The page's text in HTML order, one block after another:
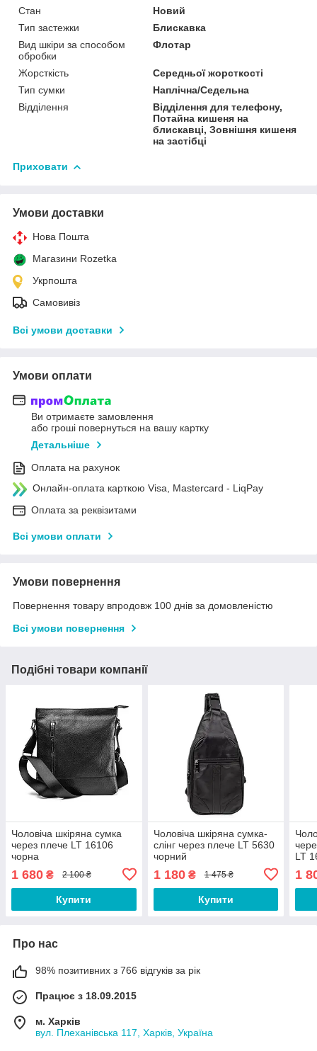
Стан
Новий
Тип застежки
Блискавка
Вид шкіри за способом
обробки
Флотар
Жорсткість
Середньої жорсткості
Тип сумки
Наплічна/Седельна
Відділення
Відділення для телефону,
Потайна кишеня на
блискавці, Зовнішня кишеня
на застібці
Приховати
Умови доставки
Нова Пошта
Магазини Rozetka
Укрпошта
Самовивіз
Всі умови доставки
Умови оплати
Ви отримаєте замовлення
або гроші повернуться на вашу картку
Детальніше
Оплата на рахунок
Онлайн-оплата карткою Visa, Mastercard - LiqPay
Оплата за реквізитами
Всі умови оплати
Умови повернення
Повернення товару впродовж 100 днів за домовленістю
Всі умови повернення
Подібні товари компанії
Чоловіча шкіряна сумка
через плече LT 16106
чорна
1 680 ₴ 2 100 ₴
Купити
Чоловіча шкіряна сумка-
слінг через плече LT 5630
чорний
1 180₴ 1 475 ₴
Купити
LT
1
Про нас
98% позитивних з 766 відгуків за рік
Працює з 18.09.2015
м. Харків
вул. Плеханівська 117, Харків, Україна